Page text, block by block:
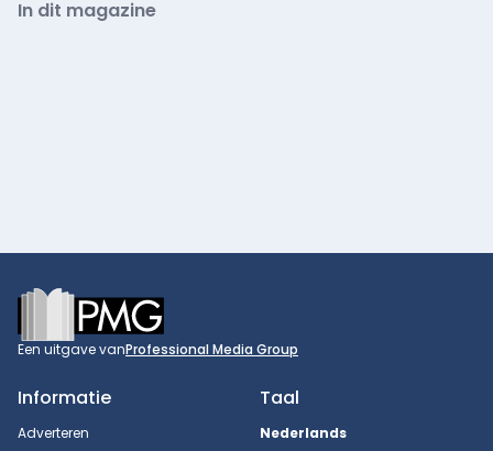
In dit magazine
Footer
Een uitgave vanProfessional Media Group
Informatie
Adverteren
Taal
Nederlands